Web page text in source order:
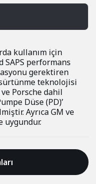
kullanım için
performans
gerektiren
teknolojisi
Porsche dahil
Düse (PD)’
Ayrıca GM ve
uygundur.